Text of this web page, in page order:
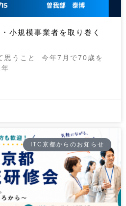
小規模事業者を取り巻く
思うこと 今年7月で70歳を
ITC京都からのお知らせ